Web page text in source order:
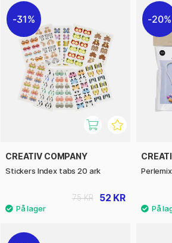
31%
CREATIV COMPANY
Stickers Index tabs 20 ark
52 KR
75 KR
20%